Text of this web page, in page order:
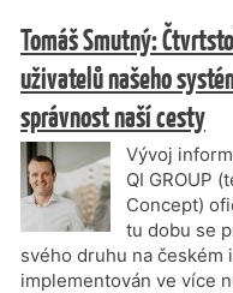
Tomáš Smutný:
uživatelů našeho
správnost naší cesty
Vývoj
QI GROUP
Concept)
tu dobu se
svého druhu na českém
implementován ve více